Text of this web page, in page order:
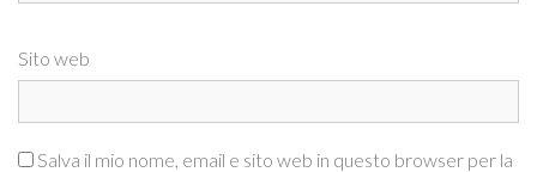
Sito web
Salva il mio nome, email e sito web in questo browser per la